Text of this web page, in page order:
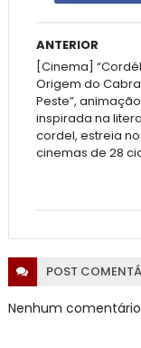
ANTERIOR
[Cinema]
Origem do
Peste”,
inspirada na
cordel, estreia
cinemas de 28
POST
Nenhum comentário